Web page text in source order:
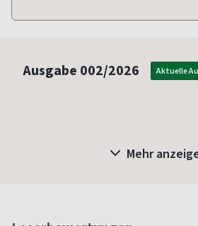
Ausgabe 002/2026 Aktuelle
Mehr